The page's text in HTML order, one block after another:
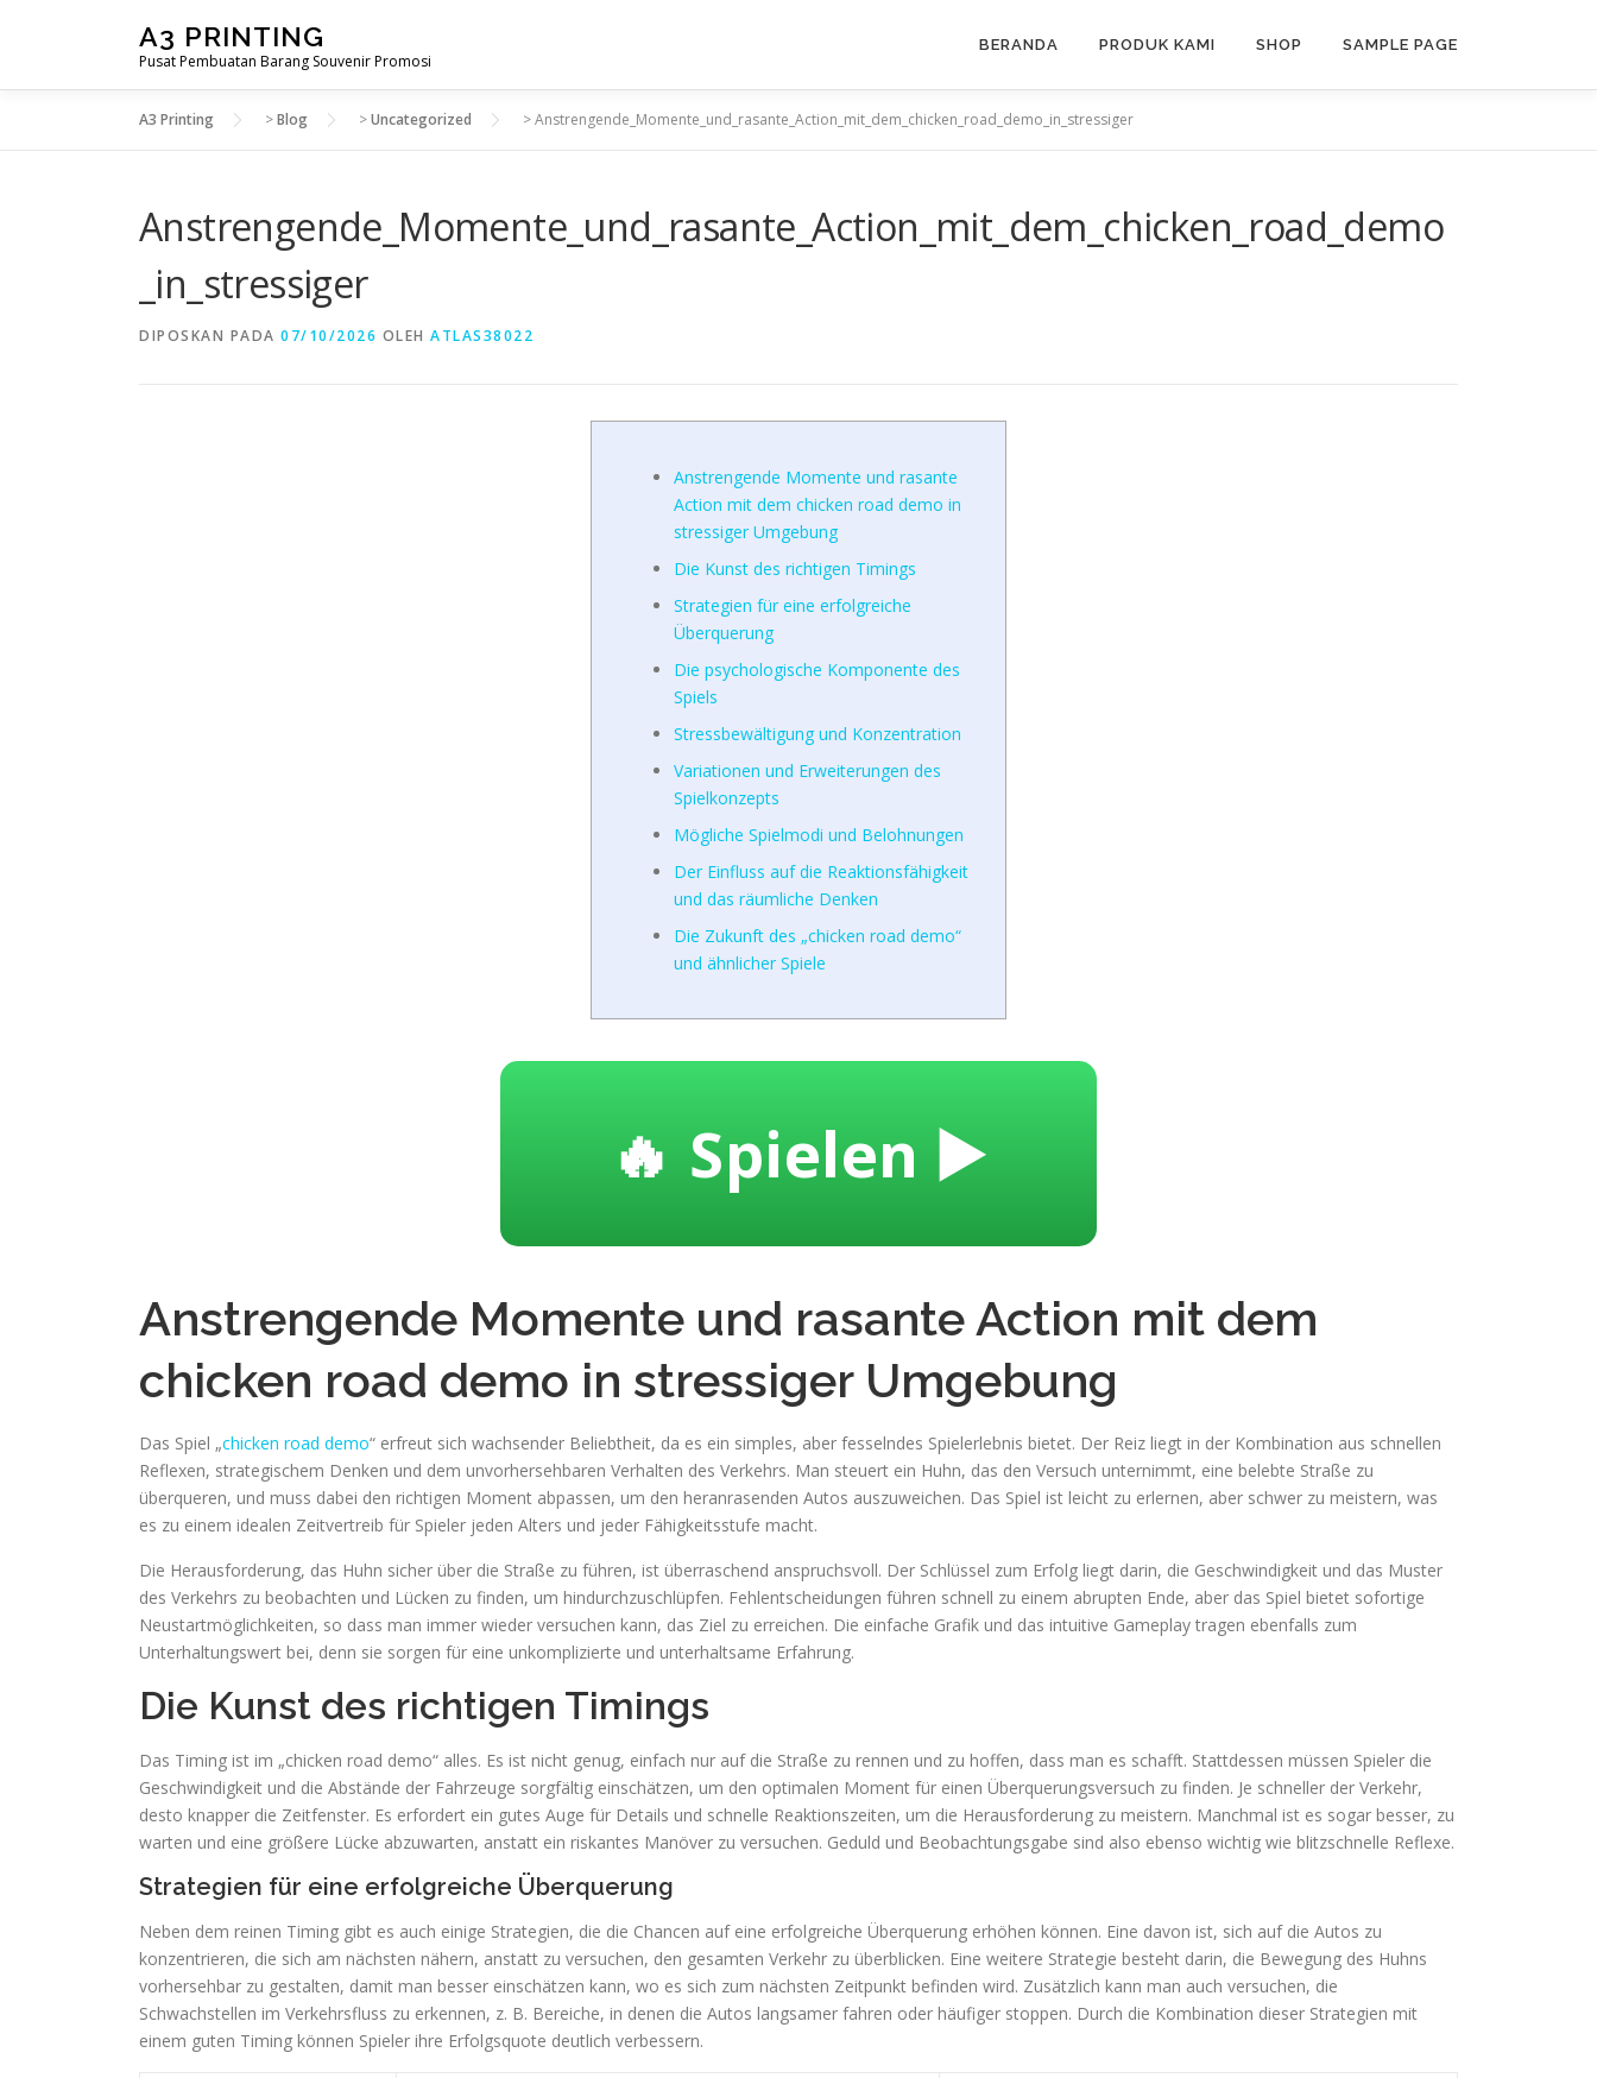
A3 PRINTING
Pusat Pembuatan Barang Souvenir Promosi
BERANDA PRODUK KAMI SHOP SAMPLE PAGE
A3 Printing >Blog >Uncategorized >Anstrengende_Momente_und_rasante_Action_mit_dem_chicken_road_demo_in_stressiger
Anstrengende_Momente_und_rasante_Action_mit_dem_chicken_road_demo
_in_stressiger
DIPOSKAN PADA 07/10/2026 OLEH ATLAS38022
Anstrengende Momente und rasante
Action mit dem chicken road demo in
stressiger Umgebung
Die Kunst des richtigen Timings
Strategien für eine erfolgreiche
Überquerung
Die psychologische Komponente des
Spiels
Stressbewältigung und Konzentration
Variationen und Erweiterungen des
Spielkonzepts
Mögliche Spielmodi und Belohnungen
Der Einfluss auf die Reaktionsfähigkeit
und das räumliche Denken
Die Zukunft des „chicken road demo“
und ähnlicher Spiele
🔥 Spielen ▶️
Anstrengende Momente und rasante Action mit dem
chicken road demo in stressiger Umgebung
Das Spiel „chicken road demo“ erfreut sich wachsender Beliebtheit, da es ein simples, aber fesselndes Spielerlebnis bietet. Der Reiz liegt in der Kombination aus schnellen
Reflexen, strategischem Denken und dem unvorhersehbaren Verhalten des Verkehrs. Man steuert ein Huhn, das den Versuch unternimmt, eine belebte Straße zu
überqueren, und muss dabei den richtigen Moment abpassen, um den heranrasenden Autos auszuweichen. Das Spiel ist leicht zu erlernen, aber schwer zu meistern, was
es zu einem idealen Zeitvertreib für Spieler jeden Alters und jeder Fähigkeitsstufe macht.
Die Herausforderung, das Huhn sicher über die Straße zu führen, ist überraschend anspruchsvoll. Der Schlüssel zum Erfolg liegt darin, die Geschwindigkeit und das Muster
des Verkehrs zu beobachten und Lücken zu finden, um hindurchzuschlüpfen. Fehlentscheidungen führen schnell zu einem abrupten Ende, aber das Spiel bietet sofortige
Neustartmöglichkeiten, so dass man immer wieder versuchen kann, das Ziel zu erreichen. Die einfache Grafik und das intuitive Gameplay tragen ebenfalls zum
Unterhaltungswert bei, denn sie sorgen für eine unkomplizierte und unterhaltsame Erfahrung.
Die Kunst des richtigen Timings
Das Timing ist im „chicken road demo“ alles. Es ist nicht genug, einfach nur auf die Straße zu rennen und zu hoffen, dass man es schafft. Stattdessen müssen Spieler die
Geschwindigkeit und die Abstände der Fahrzeuge sorgfältig einschätzen, um den optimalen Moment für einen Überquerungsversuch zu finden. Je schneller der Verkehr,
desto knapper die Zeitfenster. Es erfordert ein gutes Auge für Details und schnelle Reaktionszeiten, um die Herausforderung zu meistern. Manchmal ist es sogar besser, zu
warten und eine größere Lücke abzuwarten, anstatt ein riskantes Manöver zu versuchen. Geduld und Beobachtungsgabe sind also ebenso wichtig wie blitzschnelle Reflexe.
Strategien für eine erfolgreiche Überquerung
Neben dem reinen Timing gibt es auch einige Strategien, die die Chancen auf eine erfolgreiche Überquerung erhöhen können. Eine davon ist, sich auf die Autos zu
konzentrieren, die sich am nächsten nähern, anstatt zu versuchen, den gesamten Verkehr zu überblicken. Eine weitere Strategie besteht darin, die Bewegung des Huhns
vorhersehbar zu gestalten, damit man besser einschätzen kann, wo es sich zum nächsten Zeitpunkt befinden wird. Zusätzlich kann man auch versuchen, die
Schwachstellen im Verkehrsfluss zu erkennen, z. B. Bereiche, in denen die Autos langsamer fahren oder häufiger stoppen. Durch die Kombination dieser Strategien mit
einem guten Timing können Spieler ihre Erfolgsquote deutlich verbessern.